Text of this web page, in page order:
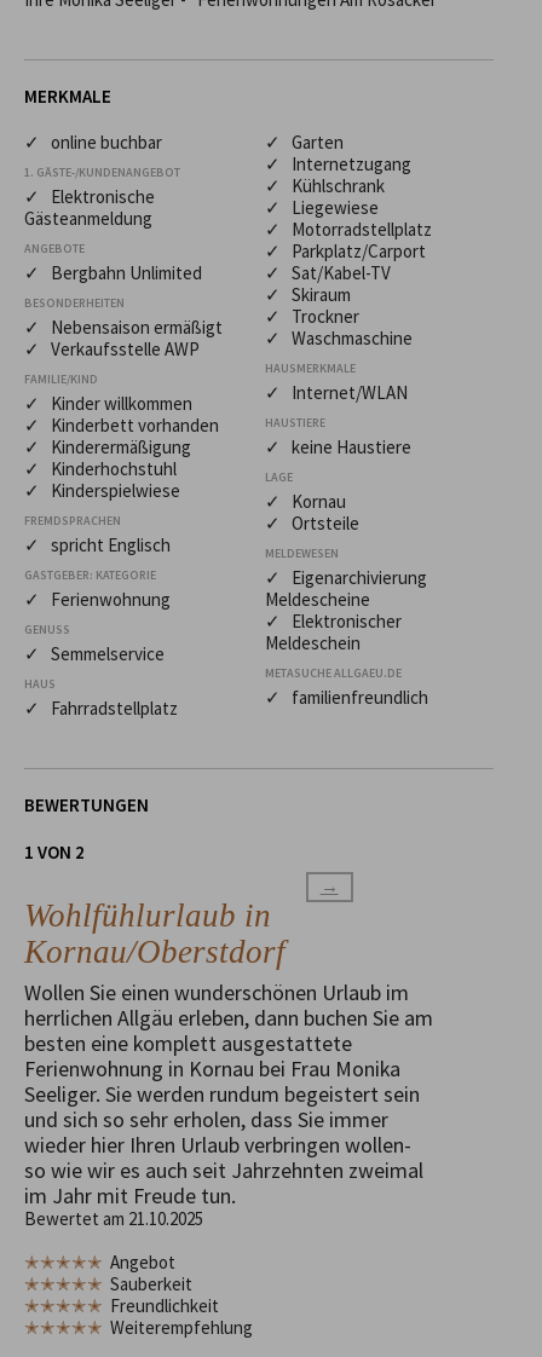
MERKMALE
✓ online buchbar
1. GÄSTE-/KUNDENANGEBOT
✓ Elektronische
Gästeanmeldung
ANGEBOTE
✓ Bergbahn Unlimited
BESONDERHEITEN
✓ Nebensaison ermäßigt
✓ Verkaufsstelle AWP
FAMILIE/KIND
✓ Kinder willkommen
✓ Kinderbett vorhanden
✓ Kinderermäßigung
✓ Kinderhochstuhl
✓ Kinderspielwiese
FREMDSPRACHEN
✓ spricht Englisch
GASTGEBER: KATEGORIE
✓ Ferienwohnung
GENUSS
✓ Semmelservice
HAUS
✓ Fahrradstellplatz
✓ Garten
✓ Internetzugang
✓ Kühlschrank
✓ Liegewiese
✓ Motorradstellplatz
✓ Parkplatz/Carport
✓ Sat/Kabel-TV
✓ Skiraum
✓ Trockner
✓ Waschmaschine
HAUSMERKMALE
✓ Internet/WLAN
HAUSTIERE
✓ keine Haustiere
LAGE
✓ Kornau
✓ Ortsteile
MELDEWESEN
✓ Eigenarchivierung
Meldescheine
✓ Elektronischer
Meldeschein
METASUCHE ALLGAEU.DE
✓ familienfreundlich
BEWERTUNGEN
1 VON 2
→
Wohlfühlurlaub in
Kornau/Oberstdorf
Wollen Sie einen wunderschönen Urlaub im
herrlichen Allgäu erleben, dann buchen Sie am
besten eine komplett ausgestattete
Ferienwohnung in Kornau bei Frau Monika
Seeliger. Sie werden rundum begeistert sein
und sich so sehr erholen, dass Sie immer
wieder hier Ihren Urlaub verbringen wollen-
so wie wir es auch seit Jahrzehnten zweimal
im Jahr mit Freude tun.
Bewertet am 21.10.2025
✭✭✭✭✭ Angebot
✭✭✭✭✭ Sauberkeit
✭✭✭✭✭ Freundlichkeit
✭✭✭✭✭ Weiterempfehlung